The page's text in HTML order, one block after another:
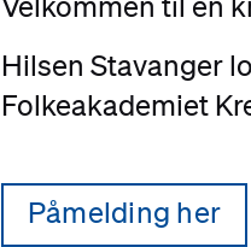
Hilsen Stavanger
Folkeakademiet
Påmelding her